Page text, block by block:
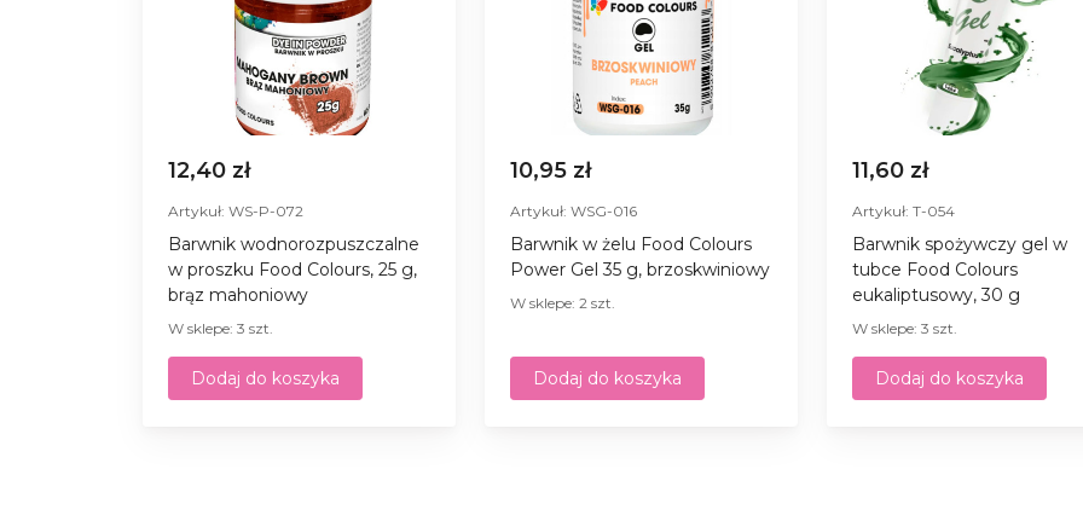
12,40 zł
Artykuł: WS-P-072
Barwnik wodnorozpuszczalne
w proszku Food Colours, 25 g,
brąz mahoniowy
W sklepe: 3 szt.
Dodaj do koszyka
10,95 zł
Artykuł: WSG-016
Barwnik w żelu Food Colours
Power Gel 35 g, brzoskwiniowy
W sklepe: 2 szt.
Dodaj do koszyka
11,60 zł
Artykuł: T-054
Barwnik spożywczy gel w
tubce Food Colours
eukaliptusowy, 30 g
W sklepe: 3 szt.
Dodaj do koszyka